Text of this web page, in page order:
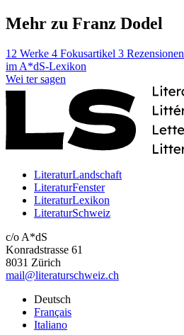
Mehr zu Franz Dodel
12 Werke 4 Fokusartikel 3 Rezensionen
im A*dS-Lexikon
Wei ter sagen
LiteraturLandschaft
LiteraturFenster
LiteraturLexikon
LiteraturSchweiz
c/o A*dS
Konradstrasse 61
8031 Zürich
mail@literaturschweiz.ch
Deutsch
Français
Italiano